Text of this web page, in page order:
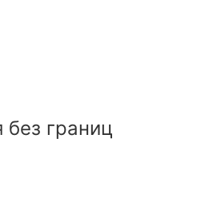
без границ